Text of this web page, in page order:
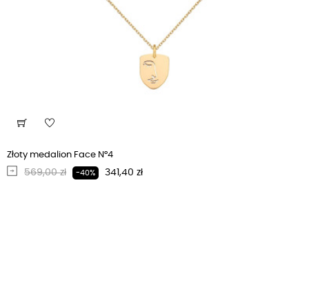
Złoty medalion Face N°4
Regularna cena
569,00 zł -40% Cena
341,40 zł